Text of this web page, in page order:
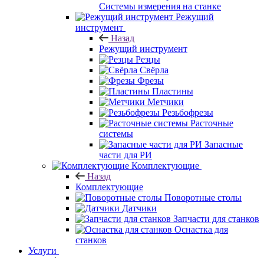
Системы измерения на станке
Режущий
инструмент
Назад
Режущий инструмент
Резцы
Свёрла
Фрезы
Пластины
Метчики
Резьбофрезы
Расточные
системы
Запасные
части для РИ
Комплектующие
Назад
Комплектующие
Поворотные столы
Датчики
Запчасти для станков
Оснастка для
станков
Услуги